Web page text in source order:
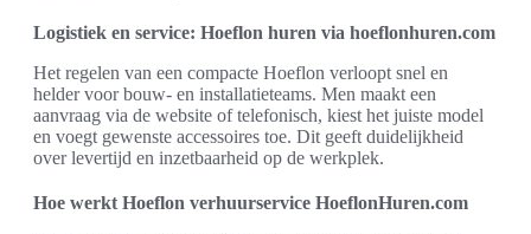
Logistiek en service: Hoeflon huren via hoeflonhuren.com
Het regelen van een compacte Hoeflon verloopt snel en
helder voor bouw- en installatieteams. Men maakt een
aanvraag via de website of telefonisch, kiest het juiste model
en voegt gewenste accessoires toe. Dit geeft duidelijkheid
over levertijd en inzetbaarheid op de werkplek.
Hoe werkt Hoeflon verhuurservice HoeflonHuren.com